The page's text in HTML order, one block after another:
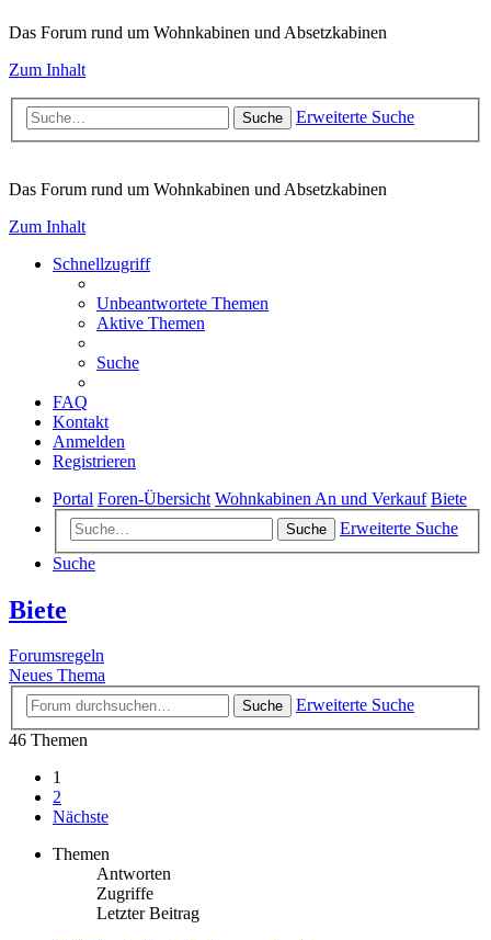
Das Forum rund um Wohnkabinen und Absetzkabinen
Zum Inhalt
Suche Erweiterte Suche
Das Forum rund um Wohnkabinen und Absetzkabinen
Zum Inhalt
Schnellzugriff
Unbeantwortete Themen
Aktive Themen
Suche
FAQ
Kontakt
Anmelden
Registrieren
Portal Foren-Übersicht Wohnkabinen An und Verkauf Biete
Suche
Erweiterte Suche
Suche
Biete
Forumsregeln
Neues Thema
Suche
Erweiterte Suche
46 Themen
1
2
Nächste
Themen
Antworten
Zugriffe
Letzter Beitrag